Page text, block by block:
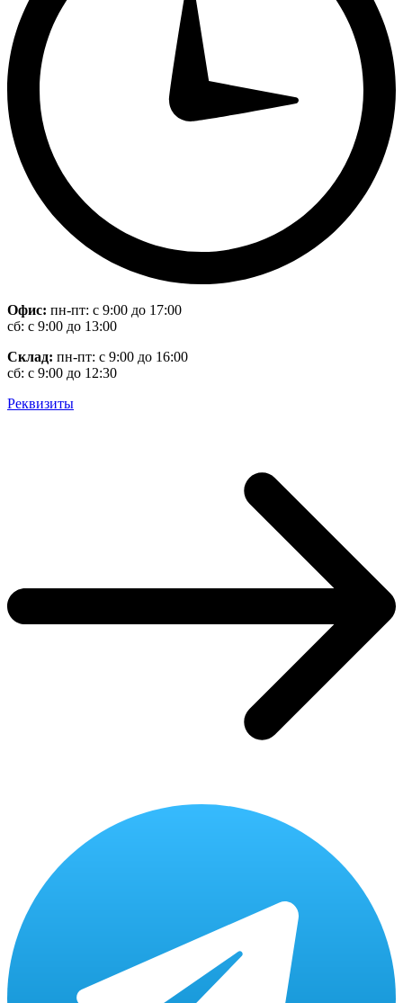
Офис: пн-пт: с 9:00 до 17:00
сб: с 9:00 до 13:00
Склад: пн-пт: с 9:00 до 16:00
сб: с 9:00 до 12:30
Реквизиты